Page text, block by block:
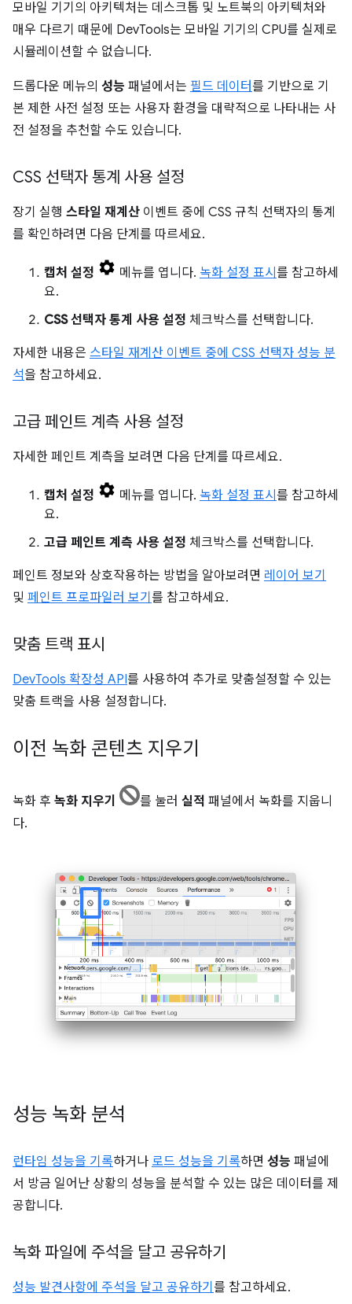
모바일 기기의 아키텍처는 데스크톱 및 노트북의 아키텍처와
매우 다르기 때문에 DevTools는 모바일 기기의 CPU를 실제로
시뮬레이션할 수 없습니다.
드롭다운 메뉴의 성능 패널에서는 필드 데이터를 기반으로 기
본 제한 사전 설정 또는 사용자 환경을 대략적으로 나타내는 사
전 설정을 추천할 수도 있습니다.
CSS 선택자 통계 사용 설정
장기 실행 스타일 재계산 이벤트 중에 CSS 규칙 선택자의 통계
를 확인하려면 다음 단계를 따르세요.
캡처 설정 메뉴를 엽니다. 녹화 설정 표시 를 참고하세
요.
CSS 선택자 통계 사용 설정 체크박스를 선택합니다.
자세한 내용은 스타일 재계산 이벤트 중에 CSS 선택자 성능 분
석을 참고하세요.
고급 페인트 계측 사용 설정
자세한 페인트 계측을 보려면 다음 단계를 따르세요.
캡처 설정 메뉴를 엽니다. 녹화 설정 표시 를 참고하세
요.
고급 페인트 계측 사용 설정 체크박스를 선택합니다.
페인트 정보와 상호작용하는 방법을 알아보려면 레이어 보기
및 페인트 프로파일러 보기 를 참고하세요.
맞춤 트랙 표시
DevTools 확장성 API를 사용하여 추가로 맞춤설정할 수 있는
맞춤 트랙을 사용 설정합니다.
이전 녹화 콘텐츠 지우기
녹화 후 녹화 지우기 를 눌러 실적 패널에서 녹화를 지웁니
다.
성능 녹화 분석
런타임 성능을 기록하거나 로드 성능을 기록하면 성능 패널에
서 방금 일어난 상황의 성능을 분석할 수 있는 많은 데이터를 제
공합니다.
녹화 파일에 주석을 달고 공유하기
성능 발견사항에 주석을 달고 공유하기 를 참고하세요.